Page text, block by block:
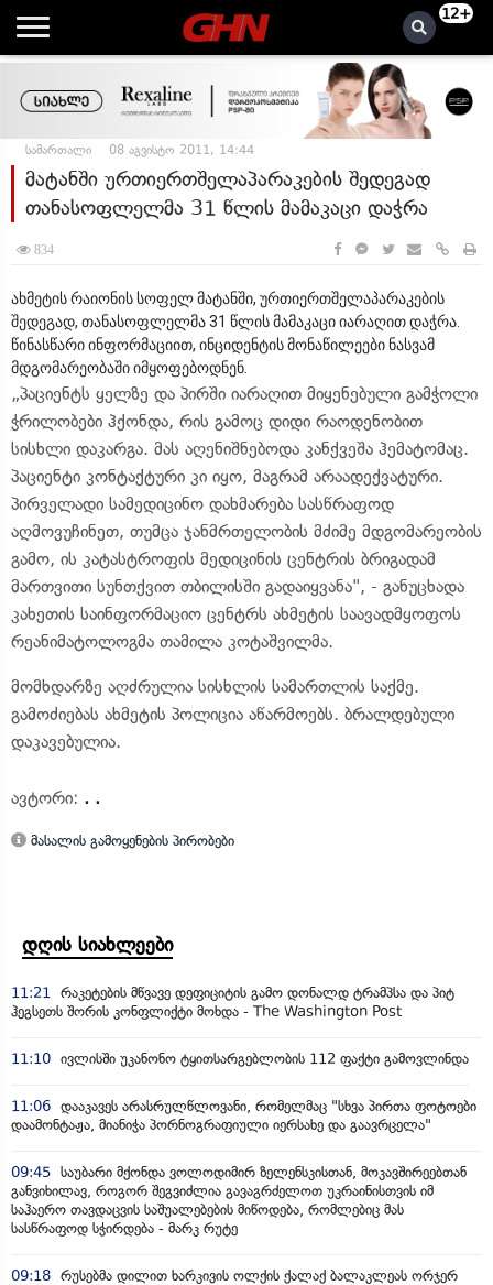
12+
სამართალი 08 აგვისტო 2011, 14:44
მატანში ურთიერთშელაპარაკების შედეგად
თანასოფლელმა 31 წლის მამაკაცი დაჭრა
834
ახმეტის რაიონის სოფელ მატანში, ურთიერთშელაპარაკების
შედეგად, თანასოფლელმა 31 წლის მამაკაცი იარაღით დაჭრა.
წინასწარი ინფორმაციით, ინციდენტის მონაწილეები ნასვამ
მდგომარეობაში იმყოფებოდნენ.
„პაციენტს ყელზე და პირში იარაღით მიყენებული გამჭოლი
ჭრილობები ჰქონდა, რის გამოც დიდი რაოდენობით
სისხლი დაკარგა. მას აღენიშნებოდა კანქვეშა ჰემატომაც.
პაციენტი კონტაქტური კი იყო, მაგრამ არაადექვატური.
პირველადი სამედიცინო დახმარება სასწრაფოდ
აღმოვუჩინეთ, თუმცა ჯანმრთელობის მძიმე მდგომარეობის
გამო, ის კატასტროფის მედიცინის ცენტრის ბრიგადამ
მართვითი სუნთქვით თბილისში გადაიყვანა", - განუცხადა
კახეთის საინფორმაციო ცენტრს ახმეტის საავადმყოფოს
რეანიმატოლოგმა თამილა კოტაშვილმა.
მომხდარზე აღძრულია სისხლის სამართლის საქმე.
გამოძიებას ახმეტის პოლიცია აწარმოებს. ბრალდებული
დაკავებულია.
ავტორი: . .
მასალის გამოყენების პირობები
დღის სიახლეები
11:21 რაკეტების მწვავე დეფიციტის გამო დონალდ ტრამპსა და პიტ
ჰეგსეთს შორის კონფლიქტი მოხდა - The Washington Post
11:10 ივლისში უკანონო ტყითსარგებლობის 112 ფაქტი გამოვლინდა
11:06 დააკავეს არასრულწლოვანი, რომელმაც "სხვა პირთა ფოტოები
დაამონტაჟა, მიანიჭა პორნოგრაფიული იერსახე და გაავრცელა"
09:45 საუბარი მქონდა ვოლოდიმირ ზელენსკისთან, მოკავშირეებთან
განვიხილავ, როგორ შეგვიძლია გავაგრძელოთ უკრაინისთვის იმ
საჰაერო თავდაცვის საშუალებების მიწოდება, რომლებიც მას
სასწრაფოდ სჭირდება - მარკ რუტე
09:18 რუსებმა დილით ხარკივის ოლქის ქალაქ ბალაკლეას ორჯერ